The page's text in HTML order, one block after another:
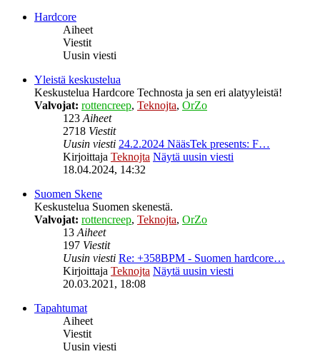
Hardcore
Aiheet
Viestit
Uusin viesti
Yleistä keskustelua
Keskustelua Hardcore Technosta ja sen eri alatyyleistä!
Valvojat: rottencreep, Teknojta, OrZo
123Aiheet
2718 Viestit
Uusin viesti 24.2.2024 NääsTek presents: F…
Kirjoittaja Teknojta Näytä uusin viesti
18.04.2024, 14:32
Suomen Skene
Keskustelua Suomen skenestä.
Valvojat: rottencreep, Teknojta, OrZo
13Aiheet
197 Viestit
Uusin viesti Re: +358BPM - Suomen hardcore…
Kirjoittaja Teknojta Näytä uusin viesti
20.03.2021, 18:08
Tapahtumat
Aiheet
Viestit
Uusin viesti